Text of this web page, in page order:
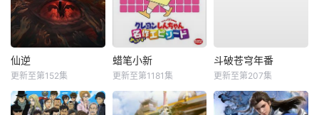
仙逆
更新至第152集
蜡笔小新
更新至第1181集
斗破苍穹年番
更新至第207集